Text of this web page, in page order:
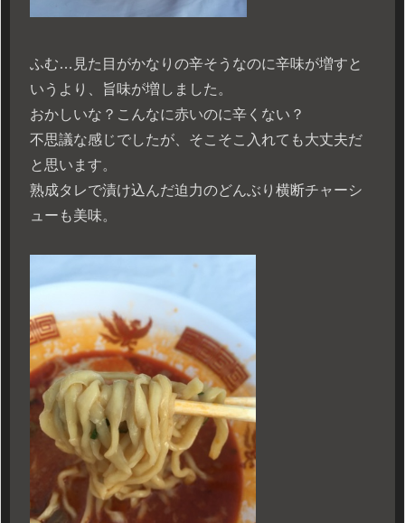
ふむ…見た目がかなりの辛そうなのに辛味が増すと
いうより、旨味が増しました。
おかしいな？こんなに赤いのに辛くない？
不思議な感じでしたが、そこそこ入れても大丈夫だ
と思います。
熟成タレで漬け込んだ迫力のどんぶり横断チャーシ
ューも美味。